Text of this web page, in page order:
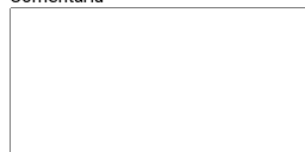
“Nu vreau ca dupa ce a terminat (sau
Judetean, Guvernul si altii, sa scoata